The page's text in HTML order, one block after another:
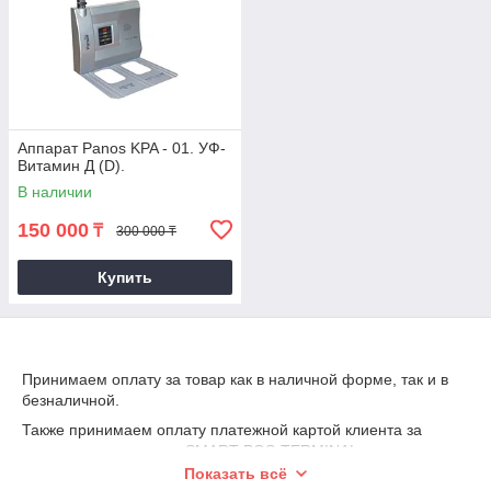
Аппарат Panos KPA - 01. УФ-
Витамин Д (D).
В наличии
150 000 ₸ 300 000 ₸
Купить
Принимаем оплату за товар как в наличной форме, так и в
безналичной.
Также принимаем оплату платежной картой клиента за
товары через систему SMART POS-TERMINAL
для этого необходимо перейти по
Показать всё